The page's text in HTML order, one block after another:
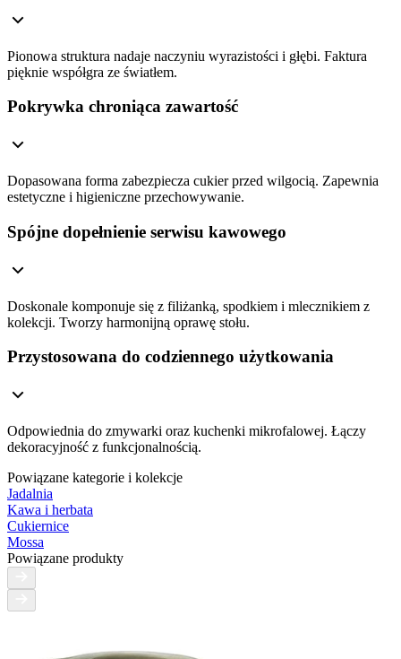
Pionowa struktura nadaje naczyniu wyrazistości i głębi. Faktura
pięknie współgra ze światłem.
Pokrywka chroniąca zawartość
Dopasowana forma zabezpiecza cukier przed wilgocią. Zapewnia
estetyczne i higieniczne przechowywanie.
Spójne dopełnienie serwisu kawowego
Doskonale komponuje się z filiżanką, spodkiem i mlecznikiem z
kolekcji. Tworzy harmonijną oprawę stołu.
Przystosowana do codziennego użytkowania
Odpowiednia do zmywarki oraz kuchenki mikrofalowej. Łączy
dekoracyjność z funkcjonalnością.
Powiązane kategorie i kolekcje
Jadalnia
Kawa i herbata
Cukiernice
Mossa
Powiązane produkty